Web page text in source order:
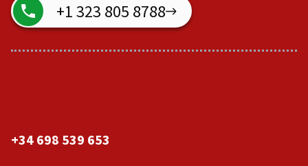
+1 323 805 8788
+34 698 539 653